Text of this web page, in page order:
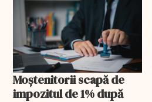
Moștenitorii scapă de
impozitul de 1% după